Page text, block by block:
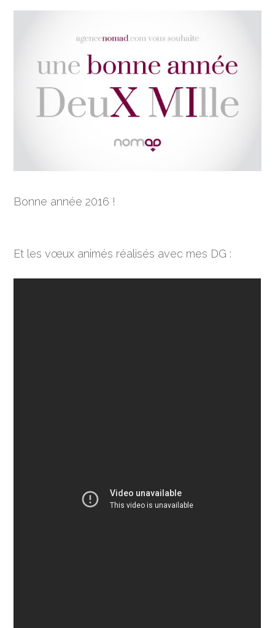
Bonne année 2016 !
Et les vœux animés réalisés avec mes DG :